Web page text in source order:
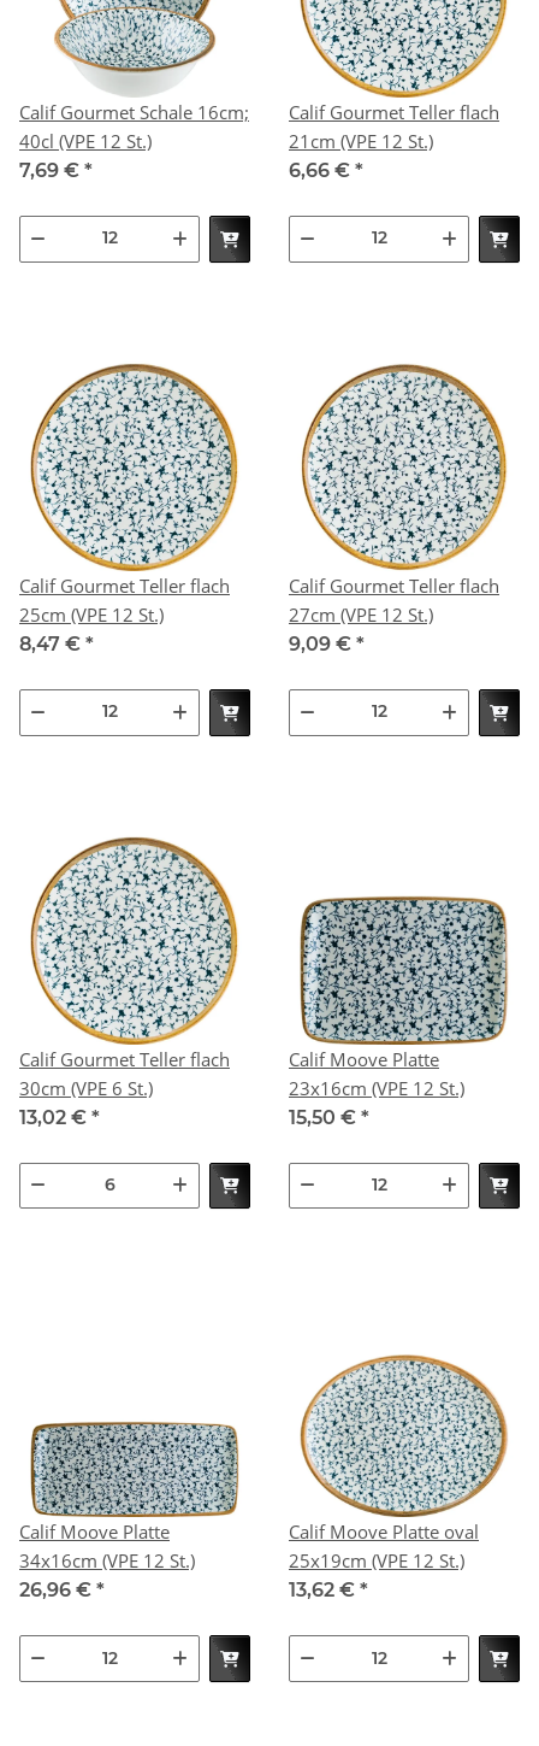
Calif Gourmet Schale 16cm;
40cl (VPE 12 St.)
7,69 € *
Calif Gourmet Teller flach
21cm (VPE 12 St.)
6,66 € *
Calif Gourmet Teller flach
25cm (VPE 12 St.)
8,47 € *
Calif Gourmet Teller flach
27cm (VPE 12 St.)
9,09 € *
Calif Gourmet Teller flach
30cm (VPE 6 St.)
13,02 € *
Calif Moove Platte
23x16cm (VPE 12 St.)
15,50 € *
Calif Moove Platte
34x16cm (VPE 12 St.)
26,96 € *
Calif Moove Platte oval
25x19cm (VPE 12 St.)
13,62 € *